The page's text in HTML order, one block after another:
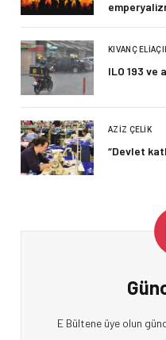
KIVANÇ
ILO 193 ve
AZIZ ÇELIK
“Devlet
E Bültene üye olun